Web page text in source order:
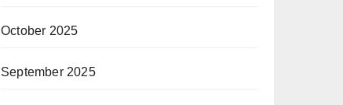
October 2025
September 2025